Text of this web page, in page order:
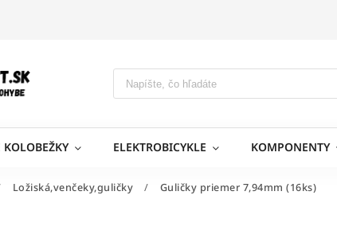
KOLOBEŽKY ELEKTROBICYKLE KOMPONENTY
Ložiská,venčeky,guličky / Guličky priemer 7,94mm (16ks)